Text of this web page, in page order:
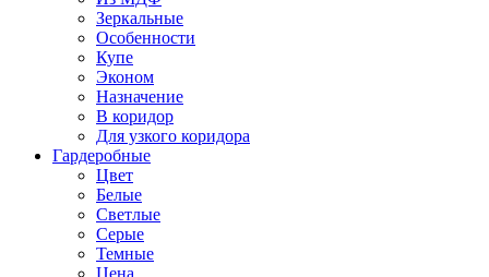
Зеркальные
Особенности
Купе
Эконом
Назначение
В коридор
Для узкого коридора
Гардеробные
Цвет
Белые
Светлые
Серые
Темные
Цена